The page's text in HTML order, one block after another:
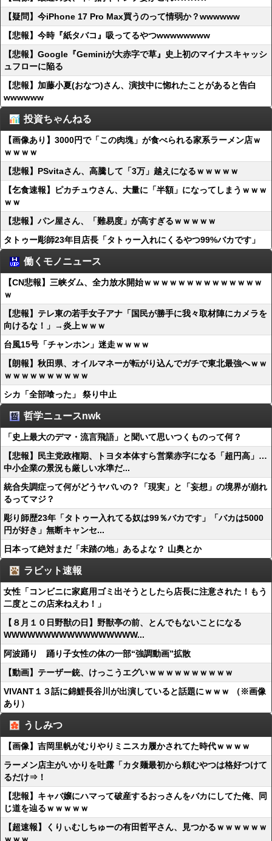
【疑問】今iPhone 17 Pro Max買うのって情弱か？wwwwww
【悲報】今時『紙タバコ』吸ってるやつwwwwwwww
【悲報】Google『Geminiが大赤字で草』史上初のマイナスキャッシ
ュフローに陥る
【悲報】加藤小夏(おなつ)さん、演技中に惚れたことがあると告白
wwwwww
投資ちゃんねる
【画像あり】3000円で「この肉塊」が食べられる家系ラーメン店ｗ
ｗｗｗｗ
【悲報】PSvitaさん、高騰して「3万」越えになるｗｗｗｗｗ
【乞食速報】ピカチュウさん、大量に「半額」になってしまうｗｗｗ
ｗｗ
【悲報】パン屋さん、「難易度」が高すぎるｗｗｗｗｗ
タトゥー彫師23年目店長「タトゥー入れにくるやつ99%バカです」
働くモノニュース
【CN悲報】三峡ダム、全力放水開始ｗｗｗｗｗｗｗｗｗｗｗｗｗｗ
ｗ
【悲報】テレ東の若手女子アナ「国民が勝手に我々取材陣にカメラを
向けるな！」→炎上ｗｗｗ
台風15号「チャンホン」迷走ｗｗｗｗ
【朗報】秋田県、オイルマネーが転がり込んでガチで東北最強へｗｗ
ｗｗｗｗｗｗｗｗｗｗ
シカ「全部喰った」 祭り中止
哲学ニュースnwk
「史上最大のデマ・流言飛語」と聞いて思いつくものって何？
【悲報】民主党政権期、トヨタ本体すら営業赤字になる「超円高」…
中小企業の景況も厳しい水準だ...
統合失調症って何がどうヤバいの？「現実」と「妄想」の境界が崩れ
るってマジ？
彫り師歴23年「タトゥー入れてる奴は99％バカです」「バカは5000
円が好き」無断キャンセ...
日本って絶対まだ「未踏の地」あるよな？ 山奥とか
ラビット速報
女性「コンビニに家庭用ゴミ出そうとしたら店長に注意された！もう
二度とこの店来ねえわ！」
【８月１０日野獣の日】野獣亭の前、とんでもないことになる
WWWWWWWWWWWWWWWWW...
阿波踊り 踊り子女性の体の一部“強調動画”拡散
【動画】テーザー銃、けっこうエグいｗｗｗｗｗｗｗｗｗｗ
VIVANT１３話に錦鯉長谷川が出演していると話題にｗｗｗ （※画像
あり）
うしみつ
【画像】吉岡里帆がむりやりミニスカ履かされてた時代ｗｗｗｗ
ラーメン店主がいかりを吐露「カタ麺最初から頼むやつは格好つけて
るだけ⇒！
【悲報】キャバ嬢にハマって破産するおっさんをバカにしてた俺、同
じ道を辿るｗｗｗｗｗ
【超速報】くりぃむしちゅーの有田哲平さん、見つかるｗｗｗｗｗｗ